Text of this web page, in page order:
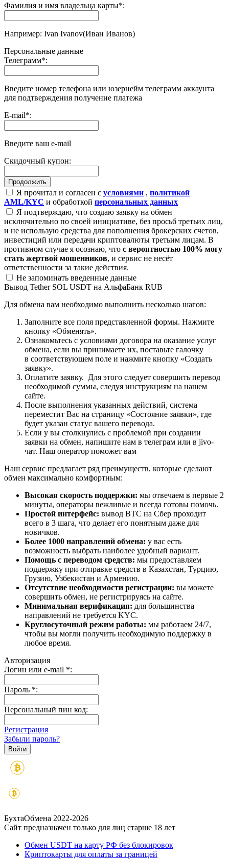
Фамилия и имя владельца карты*:
Например: Ivan Ivanov(Иван Иванов)
Персональные данные
Телеграмм*:
Введите номер телефона или юзернейм телеграмм аккаунта
для подтверждения получение платежа
E-mail*:
Введите ваш e-mail
Скидочный купон:
Я прочитал и согласен с условиями , политикой
AML/KYC и обработкой персональных данных
Я подтверждаю, что создаю заявку на обмен
исключительно по своей инициативе, без просьб третьих лиц,
и не использую средства для пополнения брокерских счетов,
инвестиций или передачи криптовалюты третьим лицам. В
противном случае я осознаю, что с вероятностью 100% могу
стать жертвой мошенников, и сервис не несёт
ответственности за такие действия.
Не запоминать введенные данные
Вывод Tether SOL USDT на АльфаБанк RUB
Для обмена вам необходимо выполнить несколько шагов:
Заполните все поля представленной формы. Нажмите
кнопку «Обменять».
Ознакомьтесь с условиями договора на оказание услуг
обмена, если вы принимаете их, поставьте галочку
в соответствующем поле и нажмите кнопку «Создать
заявку».
Оплатите заявку. Для этого следует совершить перевод
необходимой суммы, следуя инструкциям на нашем
сайте.
После выполнения указанных действий, система
переместит Вас на страницу «Состояние заявки», где
будет указан статус вашего перевода.
Если у вы столкнулись с проблемой при создании
заявки на обмен, напишите нам в телеграм или в jivo-
чат. Наш оператор поможет вам
Наш сервис предлагает ряд преимуществ, которые сделают
обмен максимально комфортным:
Высокая скорость поддержки: мы отвечаем в первые 2
минуты, операторы вежливые и всегда готовы помочь.
Простой интерфейс: вывод BTC на Сбер проходит
всего в 3 шага, что делает его понятным даже для
новичков.
Более 1000 направлений обмена: у вас есть
возможность выбрать наиболее удобный вариант.
Помощь с переводом средств: мы предоставляем
поддержку при отправке средств в Казахстан, Турцию,
Грузию, Узбекистан и Армению.
Отсутствие необходимости регистрации: вы можете
совершить обмен, не регистрируясь на сайте.
Минимальная верификация: для большинства
направлений не требуется KYC.
Круглосуточный режим работы: мы работаем 24/7,
чтобы вы могли получить необходимую поддержку в
любое время.
Авторизация
Логин или e-mail *:
Пароль *:
Персональный пин код:
Регистрация
Забыли пароль?
БухтаОбмена 2022-2026
Сайт предназначен только для лиц старше 18 лет
Обмен USDT на карту РФ без блокировок
Криптокарты для оплаты за границей